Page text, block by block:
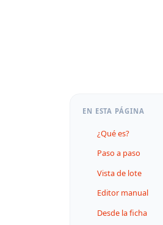
EN ESTA PÁGINA
¿Qué es?
Paso a paso
Vista de lote
Editor manual
Desde la ficha